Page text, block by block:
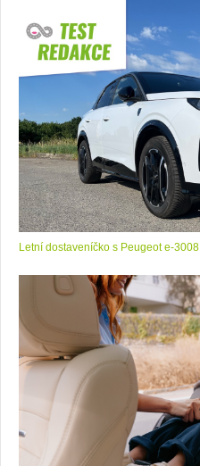
Letní dostaveníčko s Peugeot e-3008